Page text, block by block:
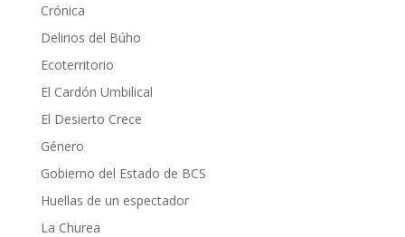
Crónica
Delirios del Búho
Ecoterritorio
El Cardón Umbilical
El Desierto Crece
Género
Gobierno del Estado de BCS
Huellas de un espectador
La Churea